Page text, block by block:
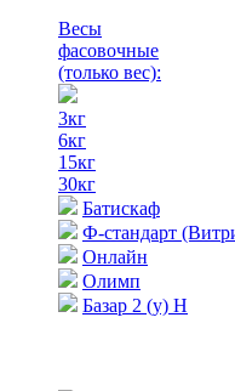
Весы
фасовочные
(только вес):
3кг
6кг
15кг
30кг
Батискаф
Ф-стандарт
Онлайн
Олимп
Базар 2 (у) Н